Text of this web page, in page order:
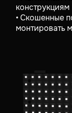
конструкциям
• Скошенные
монтировать